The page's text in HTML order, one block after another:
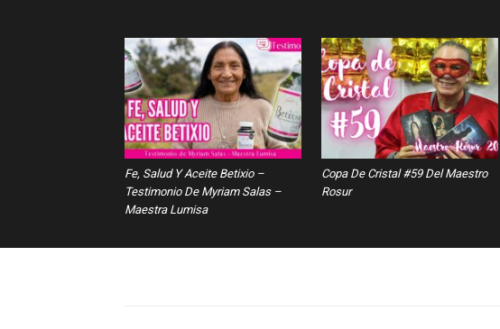
Fe, Salud Y Aceite Betixio –
Testimonio De Myriam Salas –
Maestra Lumisa
Copa De Cristal #59 Del Maestro
Rosur